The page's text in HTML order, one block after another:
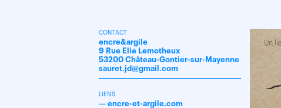
CONTACT
encre&argile
9 Rue Elie Lemotheux
53200 Château-Gontier-sur-Mayenne
sauret.jd@gmail.com
LIENS
— encre-et-argile.com